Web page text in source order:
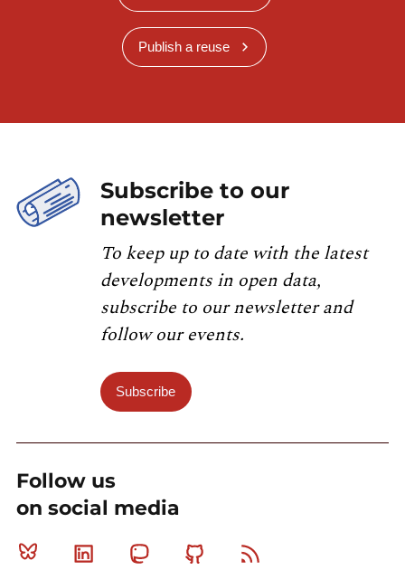
Publish a reuse
Subscribe to our
newsletter
To keep up to date with the latest
developments in open data,
subscribe to our newsletter and
follow our events.
Subscribe
Follow us
on social media
Bluesky Linkedin MastodonGithub